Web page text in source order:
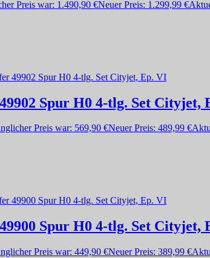
Preis war: 1.490,90 €Neuer Preis: 1.299,99 €
Spur H0 4-tlg. Set Cityjet,
Preis war: 569,90 €Neuer Preis: 489,99 €
Spur H0 4-tlg. Set Cityjet,
Preis war: 449,90 €Neuer Preis: 389,99 €